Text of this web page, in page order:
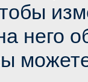
него